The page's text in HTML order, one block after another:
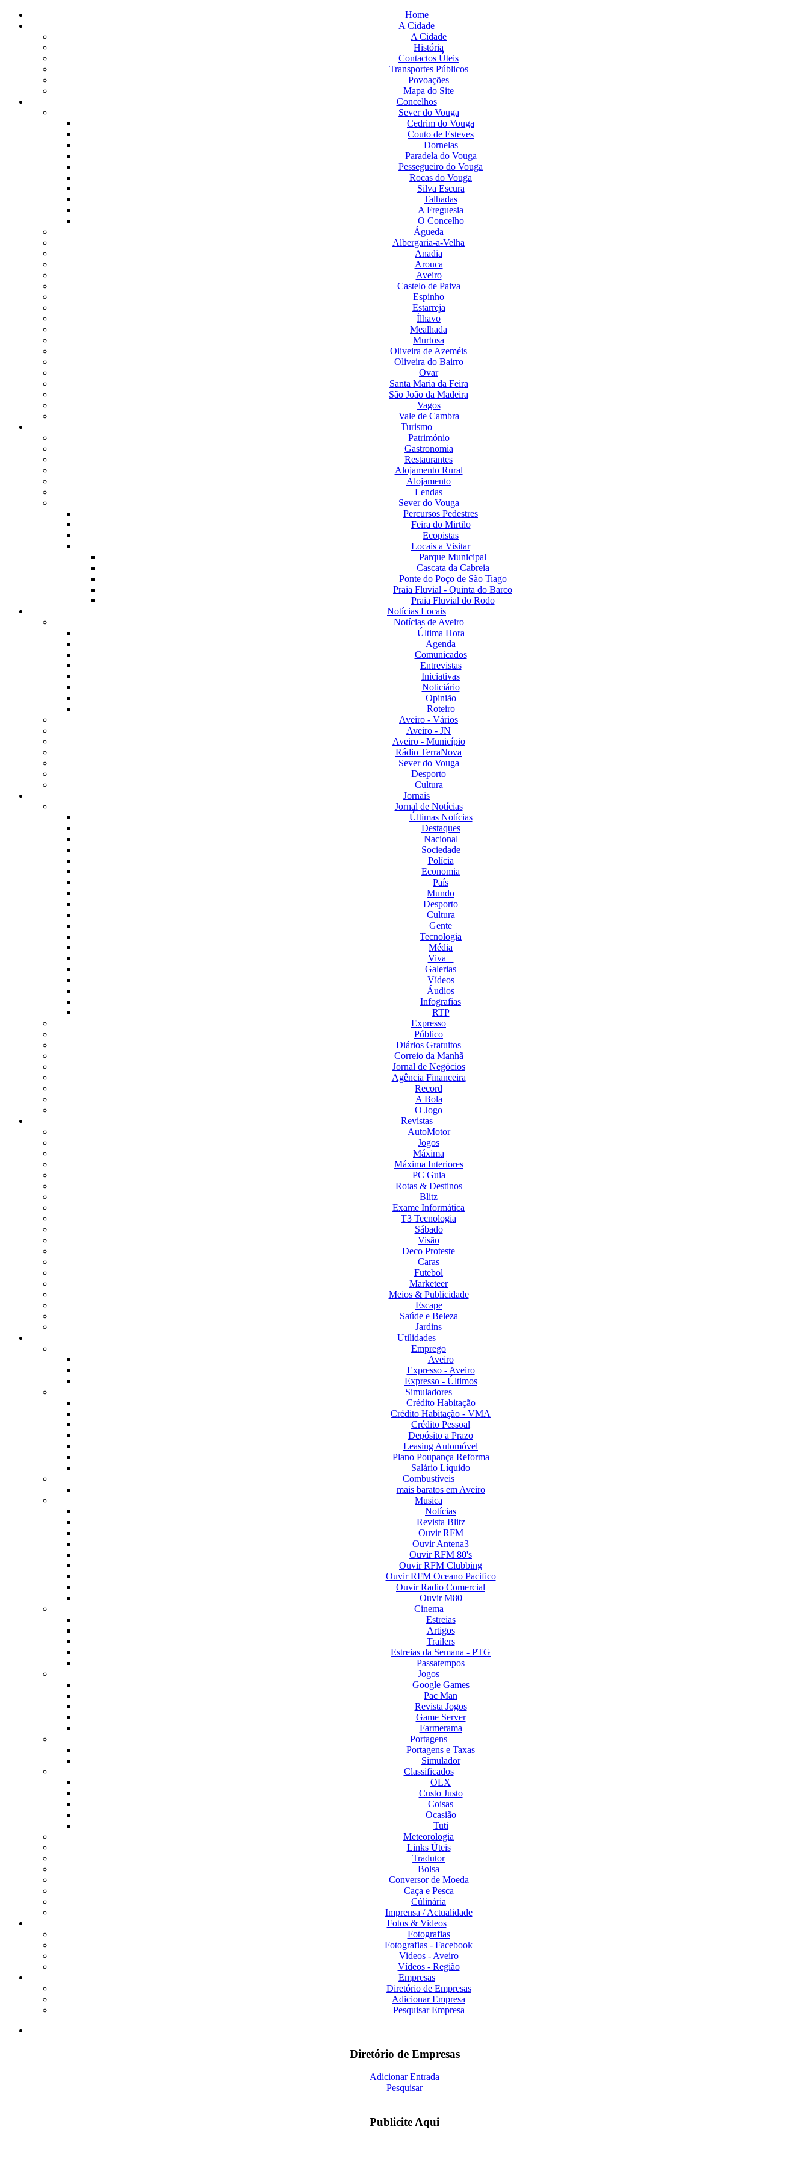
Home
A Cidade
A Cidade
História
Contactos Úteis
Transportes Públicos
Povoações
Mapa do Site
Concelhos
Sever do Vouga
Cedrim do Vouga
Couto de Esteves
Dornelas
Paradela do Vouga
Pessegueiro do Vouga
Rocas do Vouga
Silva Escura
Talhadas
A Freguesia
O Concelho
Águeda
Albergaria-a-Velha
Anadia
Arouca
Aveiro
Castelo de Paiva
Espinho
Estarreja
Ílhavo
Mealhada
Murtosa
Oliveira de Azeméis
Oliveira do Bairro
Ovar
Santa Maria da Feira
São João da Madeira
Vagos
Vale de Cambra
Turismo
Património
Gastronomia
Restaurantes
Alojamento Rural
Alojamento
Lendas
Sever do Vouga
Percursos Pedestres
Feira do Mirtilo
Ecopistas
Locais a Visitar
Parque Municipal
Cascata da Cabreia
Ponte do Poço de São Tiago
Praia Fluvial - Quinta do Barco
Praia Fluvial do Rodo
Notícias Locais
Notícias de Aveiro
Última Hora
Agenda
Comunicados
Entrevistas
Iniciativas
Noticiário
Opinião
Roteiro
Aveiro - Vários
Aveiro - JN
Aveiro - Município
Rádio TerraNova
Sever do Vouga
Desporto
Cultura
Jornais
Jornal de Notícias
Últimas Notícias
Destaques
Nacional
Sociedade
Polícia
Economia
País
Mundo
Desporto
Cultura
Gente
Tecnologia
Média
Viva +
Galerias
Vídeos
Áudios
Infografias
RTP
Expresso
Público
Diários Gratuitos
Correio da Manhã
Jornal de Negócios
Agência Financeira
Record
A Bola
O Jogo
Revistas
AutoMotor
Jogos
Máxima
Máxima Interiores
PC Guia
Rotas & Destinos
Blitz
Exame Informática
T3 Tecnologia
Sábado
Visão
Deco Proteste
Caras
Futebol
Marketeer
Meios & Publicidade
Escape
Saúde e Beleza
Jardins
Utilidades
Emprego
Aveiro
Expresso - Aveiro
Expresso - Últimos
Simuladores
Crédito Habitação
Crédito Habitação - VMA
Crédito Pessoal
Depósito a Prazo
Leasing Automóvel
Plano Poupança Reforma
Salário Líquido
Combustíveis
mais baratos em Aveiro
Musica
Notícias
Revista Blitz
Ouvir RFM
Ouvir Antena3
Ouvir RFM 80's
Ouvir RFM Clubbing
Ouvir RFM Oceano Pacifico
Ouvir Radio Comercial
Ouvir M80
Cinema
Estreias
Artigos
Trailers
Estreias da Semana - PTG
Passatempos
Jogos
Google Games
Pac Man
Revista Jogos
Game Server
Farmerama
Portagens
Portagens e Taxas
Simulador
Classificados
OLX
Custo Justo
Coisas
Ocasião
Tuti
Meteorologia
Links Úteis
Tradutor
Bolsa
Conversor de Moeda
Caça e Pesca
Cúlinária
Imprensa / Actualidade
Fotos & Videos
Fotografias
Fotografias - Facebook
Videos - Aveiro
Vídeos - Região
Empresas
Diretório de Empresas
Adicionar Empresa
Pesquisar Empresa
Diretório de Empresas
Adicionar Entrada
Pesquisar
Publicite Aqui